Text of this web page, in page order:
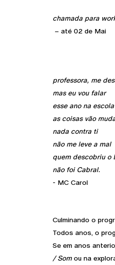
chamada para
– até 02 de Mai
professora, me
mas eu vou falar
esse ano na escola
as coisas vão
nada contra ti
não me leve a mal
quem descobriu o
não foi Cabral.
- MC Carol
Culminando o
Todos anos, o
Se em anos
/ Somou na